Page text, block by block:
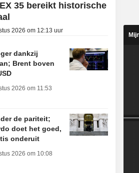
35 bereikt historische
2026 om 12:13 uur
dankzij
Brent boven
2026 om 11:53
de pariteit;
doet het goed,
onderuit
2026 om 10:08